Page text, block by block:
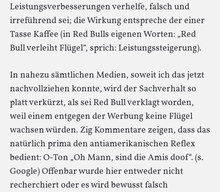
Leistungsverbesserungen verhelfe, falsch und
irreführend sei; die Wirkung entspreche der einer
Tasse Kaffee (in Red Bulls eigenen Worten: „Red
Bull verleiht Flügel“, sprich: Leistungssteigerung).
In nahezu sämtlichen Medien, soweit ich das jetzt
nachvollziehen konnte, wird der Sachverhalt so
platt verkürzt, als sei Red Bull verklagt worden,
weil einem entgegen der Werbung keine Flügel
wachsen würden. Zig Kommentare zeigen, dass das
natürlich prima den antiamerikanischen Reflex
bedient: O-Ton „Oh Mann, sind die Amis doof“. (s.
Google) Offenbar wurde hier entweder nicht
recherchiert oder es wird bewusst falsch